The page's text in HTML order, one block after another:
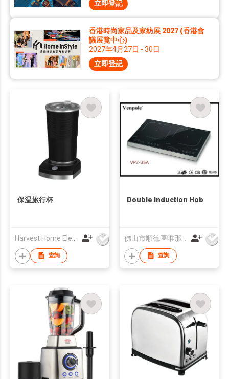
立即登記
香港時尚家品及家紡展 2027 (香港會
議展覽中心)
2027年4月27日 - 30日
立即登記
保温旅行杯
查詢
Double Induction Hob
查詢